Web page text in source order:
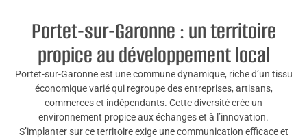
Portet-sur-Garonne : un territoire
propice au développement local
Portet-sur-Garonne est une commune dynamique, riche d’un tissu
économique varié qui regroupe des entreprises, artisans,
commerces et indépendants. Cette diversité crée un
environnement propice aux échanges et à l’innovation.
S’implanter sur ce territoire exige une communication efficace et